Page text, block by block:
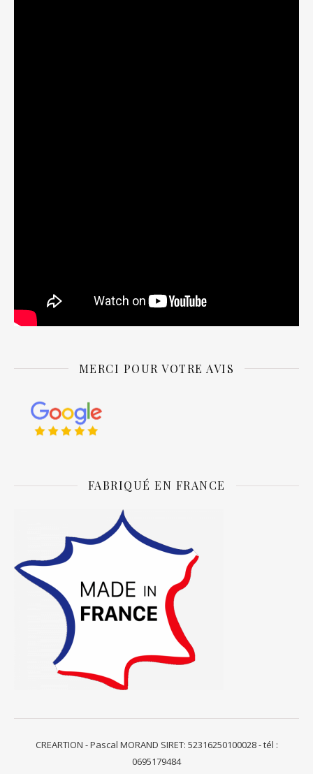
MERCI POUR VOTRE AVIS
FABRIQUÉ EN FRANCE
CREARTION - Pascal MORAND SIRET: 52316250100028 - tél :
0695179484